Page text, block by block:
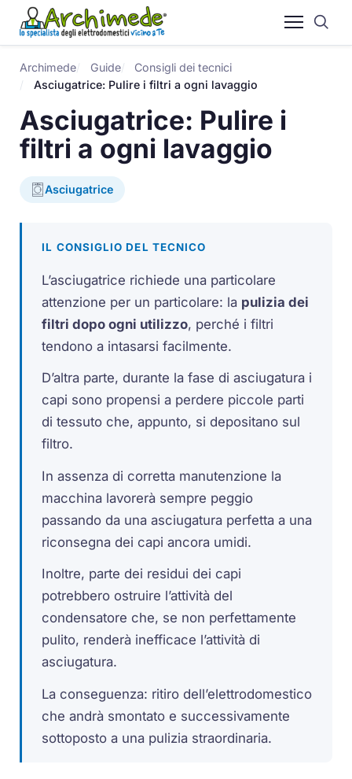
Archimede Guide
Consigli dei tecnici
Asciugatrice: Pulire i filtri a ogni lavaggio
Asciugatrice: Pulire i
filtri a ogni lavaggio
Asciugatrice
IL CONSIGLIO DEL TECNICO
L’asciugatrice richiede una particolare
attenzione per un particolare: la pulizia dei
filtri dopo ogni utilizzo, perché i filtri
tendono a intasarsi facilmente.
D’altra parte, durante la fase di asciugatura i
capi sono propensi a perdere piccole parti
di tessuto che, appunto, si depositano sul
filtro.
In assenza di corretta manutenzione la
macchina lavorerà sempre peggio
passando da una asciugatura perfetta a una
riconsegna dei capi ancora umidi.
Inoltre, parte dei residui dei capi
potrebbero ostruire l’attività del
condensatore che, se non perfettamente
pulito, renderà inefficace l’attività di
asciugatura.
La conseguenza: ritiro dell’elettrodomestico
che andrà smontato e successivamente
sottoposto a una pulizia straordinaria.